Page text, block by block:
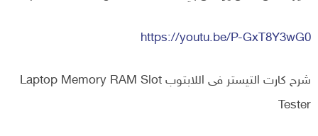
https://youtu.be/P-GxT8Y3wG0
شرح كارت التيستر فى اللابتوب Laptop Memory RAM Slot
Tester